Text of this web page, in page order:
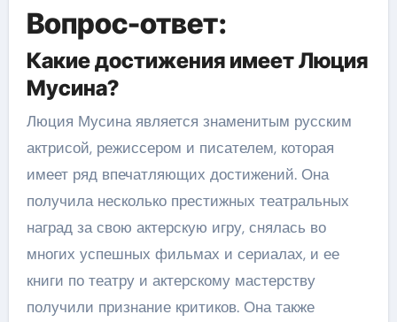
Вопрос-ответ:
Какие достижения имеет Люция
Мусина?
Люция Мусина является знаменитым русским
актрисой, режиссером и писателем, которая
имеет ряд впечатляющих достижений. Она
получила несколько престижных театральных
наград за свою актерскую игру, снялась во
многих успешных фильмах и сериалах, и ее
книги по театру и актерскому мастерству
получили признание критиков. Она также